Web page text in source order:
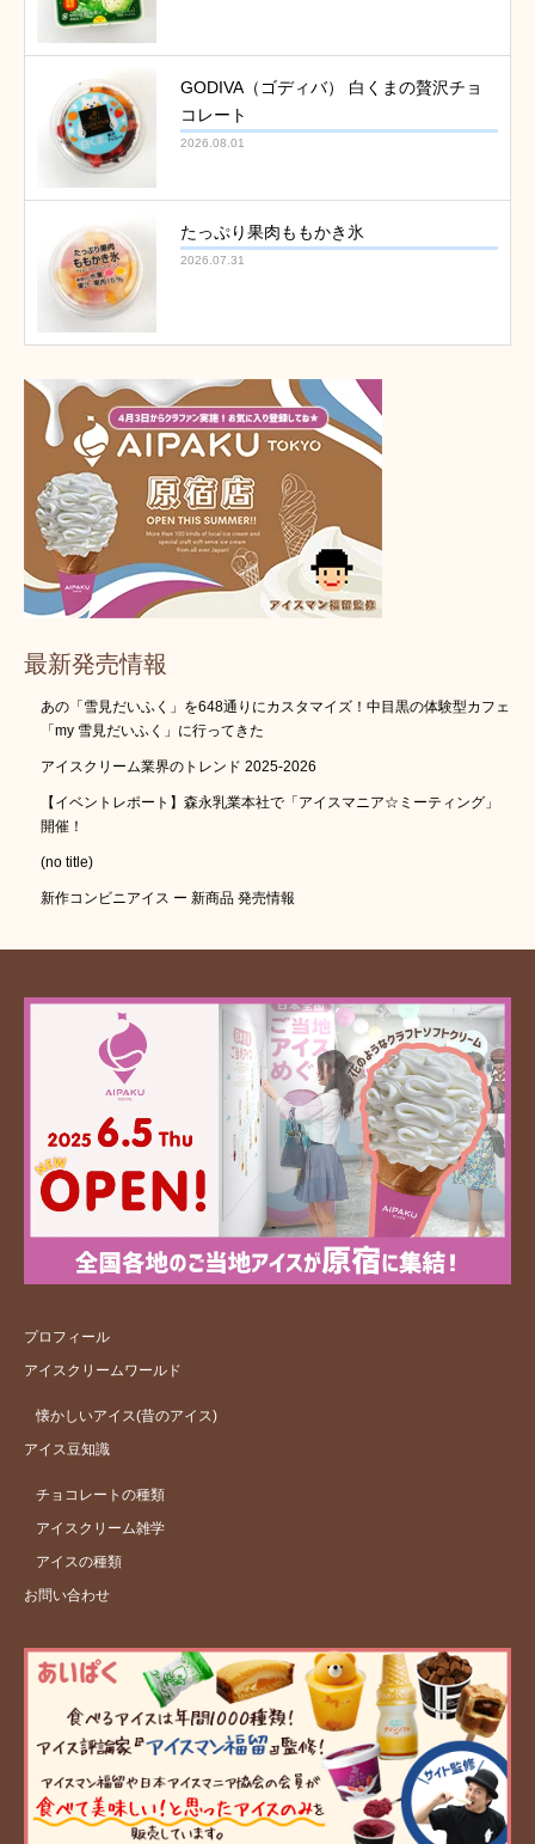
GODIVA（ゴディバ） 白くまの贅沢チョ
コレート
2026.08.01
たっぷり果肉ももかき氷
2026.07.31
最新発売情報
あの「雪見だいふく」を648通りにカスタマイズ！中目黒の体験型カフェ
「my 雪見だいふく」に行ってきた
アイスクリーム業界のトレンド 2025-2026
【イベントレポート】森永乳業本社で「アイスマニア☆ミーティング」
開催！
(no title)
新作コンビニアイス ー 新商品 発売情報
プロフィール
アイスクリームワールド
懐かしいアイス(昔のアイス)
アイス豆知識
チョコレートの種類
アイスクリーム雑学
アイスの種類
お問い合わせ